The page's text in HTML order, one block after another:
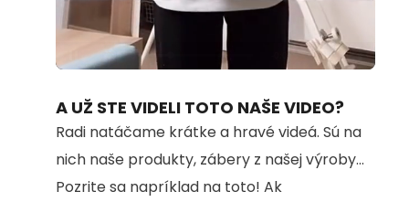
Unmute Loaded
100.00%
A UŽ STE VIDELI TOTO NAŠE VIDEO?
Radi natáčame krátke a hravé videá. Sú na
nich naše produkty, zábery z našej výroby...
Pozrite sa napríklad na toto! Ak